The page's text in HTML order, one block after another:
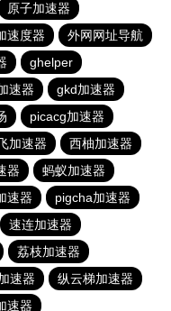
原子加速器
速度器
外网网址导航
ghelper
速器
gkd加速器
picacg加速器
加速器
西柚加速器
器
蚂蚁加速器
速器
pigcha加速器
速连加速器
荔枝加速器
速器
纵云梯加速器
速器